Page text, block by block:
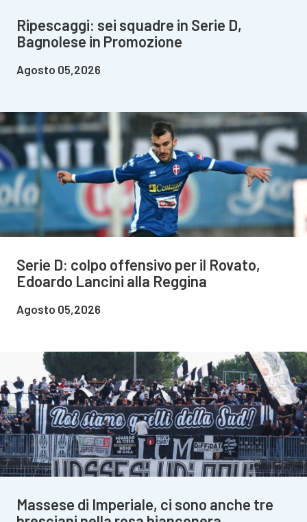
Ripescaggi: sei squadre in Serie D,
Bagnolese in Promozione
Agosto 05,2026
Serie D: colpo offensivo per il Rovato,
Edoardo Lancini alla Reggina
Agosto 05,2026
Massese di Imperiale, ci sono anche tre